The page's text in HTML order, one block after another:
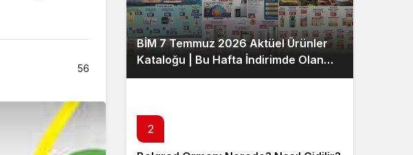
56
BİM 7 Temmuz 2026 Aktüel Ürünler
Kataloğu | Bu Hafta İndirimde Olan
Ürünler
2